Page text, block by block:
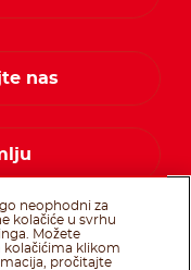
nas
neophodni za
kolačiće u svrhu
Možete
klikom
pročitajte